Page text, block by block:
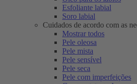
Esfoliante labial
Soro labial
Cuidados de acordo com as
Mostrar todos
Pele oleosa
Pele mista
Pele sensível
Pele seca
Pele com imperfeições